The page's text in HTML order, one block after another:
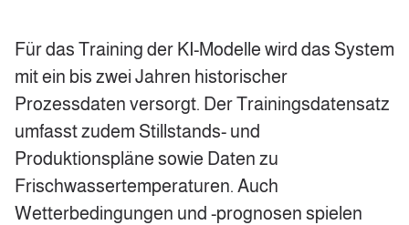
Für das Training der KI-Modelle wird das System
mit ein bis zwei Jahren historischer
Prozessdaten versorgt. Der Trainingsdatensatz
umfasst zudem Stillstands- und
Produktionspläne sowie Daten zu
Frischwassertemperaturen. Auch
Wetterbedingungen und -prognosen spielen